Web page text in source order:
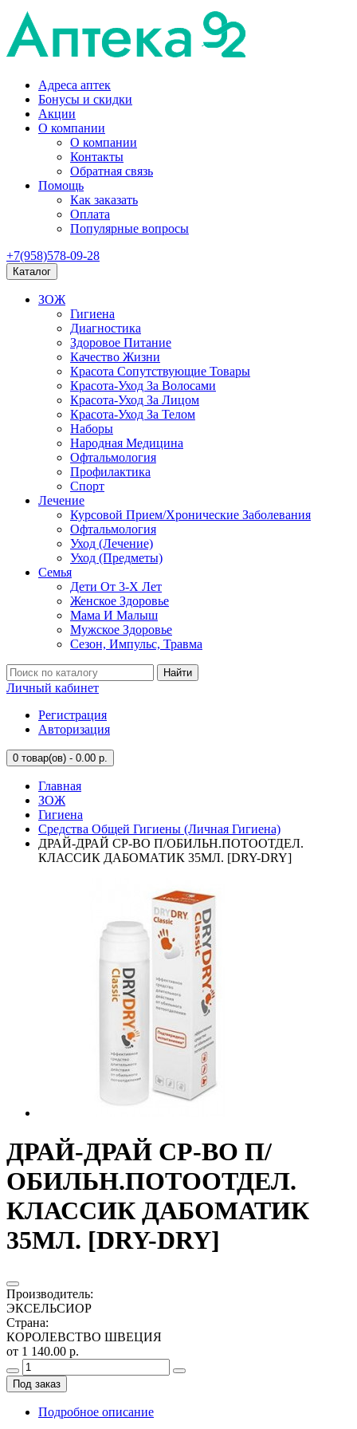
Адреса аптек
Бонусы и скидки
Акции
О компании
О компании
Контакты
Обратная связь
Помощь
Как заказать
Оплата
Популярные вопросы
+7(958)578-09-28
Каталог
ЗОЖ
Гигиена
Диагностика
Здоровое Питание
Качество Жизни
Красота Сопутствующие Товары
Красота-Уход За Волосами
Красота-Уход За Лицом
Красота-Уход За Телом
Наборы
Народная Медицина
Офтальмология
Профилактика
Спорт
Лечение
Курсовой Прием/Хронические Заболевания
Офтальмология
Уход (Лечение)
Уход (Предметы)
Семья
Дети От 3-Х Лет
Женское Здоровье
Мама И Малыш
Мужское Здоровье
Сезон, Импульс, Травма
Найти
Личный кабинет
Регистрация
Авторизация
0 товар(ов) - 0.00 р.
Главная
ЗОЖ
Гигиена
Средства Общей Гигиены (Личная Гигиена)
ДРАЙ-ДРАЙ СР-ВО П/ОБИЛЬН.ПОТООТДЕЛ.
КЛАССИК ДАБОМАТИК 35МЛ. [DRY-DRY]
ДРАЙ-ДРАЙ СР-ВО П/
ОБИЛЬН.ПОТООТДЕЛ.
КЛАССИК ДАБОМАТИК
35МЛ. [DRY-DRY]
Производитель:
ЭКСЕЛЬСИОР
Страна:
КОРОЛЕВСТВО ШВЕЦИЯ
от 1 140.00 р.
Под заказ
Подробное описание